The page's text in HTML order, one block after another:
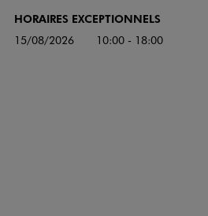
HORAIRES EXCEPTIONNELS
15/08/2026 10:00 - 18:00